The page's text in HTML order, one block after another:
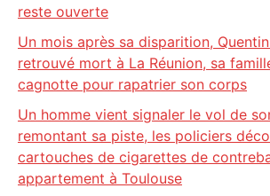
reste ouverte
Un mois après sa disparition,
retrouvé mort à La Réunion, sa
cagnotte pour rapatrier son corps
Un homme vient signaler le vol de
remontant sa piste, les policiers
cartouches de cigarettes de
appartement à Toulouse